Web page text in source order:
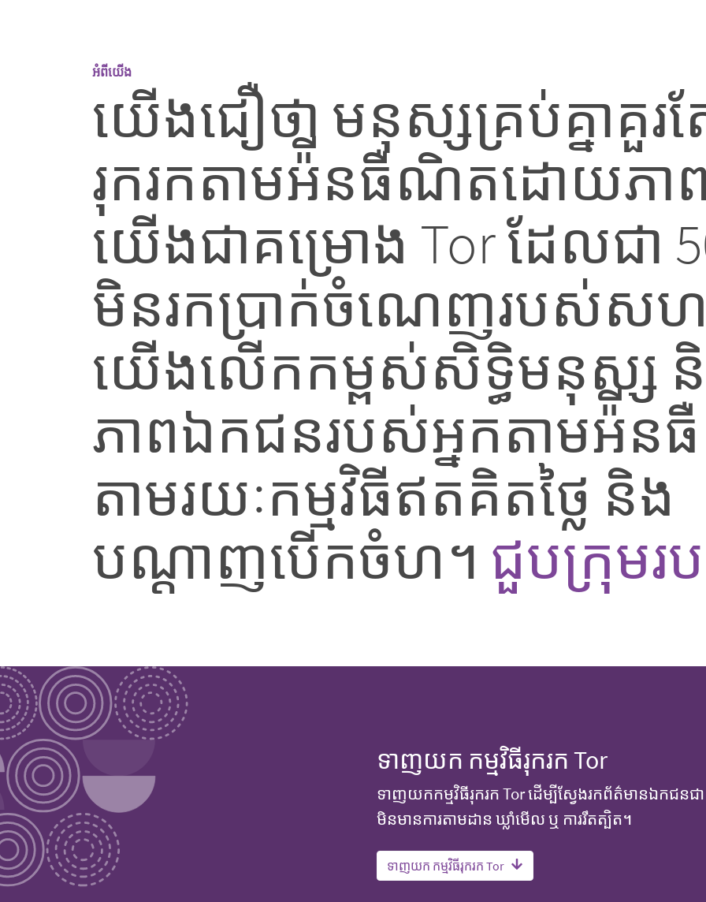
អំពីយើង
យើងជឿថា មនុស្សគ្រប់គ្នាគួរតែ
រុករកតាមអ៉ីនធឺណិតដោយភា
យើងជាគម្រោង Tor ដែលជា
មិនរកប្រាក់ចំណេញរបស់សហរ
យើងលើកកម្ពស់សិទ្ធិមនុស្ស និ
ភាពឯកជនរបស់អ្នកតាមអ៉ី
តាមរយៈកម្មវិធីឥតគិតថ្លៃ និង
បណ្តាញបើកចំហ។ ជួបក្រុម
ទាញយក កម្មវិធីរុករក Tor
ទាញយកកម្មវិធីរុករក Tor ដើម្បីស្វែងរកព័ត៌មានឯកជន
មិនមានការតាមដាន ឃ្លាំមើល ឬ ការរឹតត្បិត។​
ទាញយក កម្មវិធីរុករក Tor